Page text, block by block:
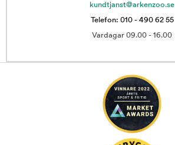
kundtjanst@arkenzoo.se
Telefon: 010 - 490 62 55
Vardagar 09.00 - 16.00